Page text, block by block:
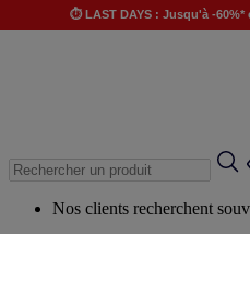
⏱️ LAST DAYS : Jusqu'à -60%*
Nos clients recherchent